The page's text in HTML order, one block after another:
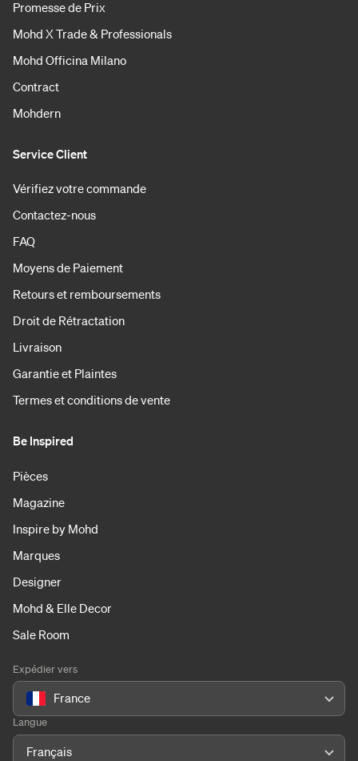
Promesse de Prix
Mohd X Trade & Professionals
Mohd Officina Milano
Contract
Mohdern
Service Client
Vérifiez votre commande
Contactez-nous
FAQ
Moyens de Paiement
Retours et remboursements
Droit de Rétractation
Livraison
Garantie et Plaintes
Termes et conditions de vente
Be Inspired
Pièces
Magazine
Inspire by Mohd
Marques
Designer
Mohd & Elle Decor
Sale Room
Expédier vers
France
Langue
Français